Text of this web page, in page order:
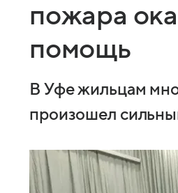
пожара
помощь
В Уфе жильцам
произошел